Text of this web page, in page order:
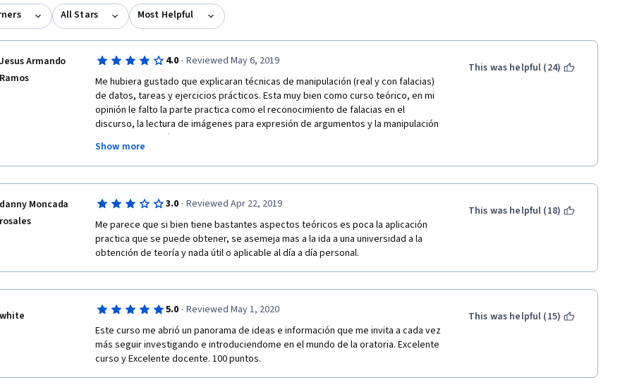
All Stars Most Helpful
Jesus Armando
Ramos
4.0 · Reviewed May 6, 2019
Me hubiera gustado que explicaran técnicas de manipulación (real y con falacias)
de datos, tareas y ejercicios prácticos. Esta muy bien como curso teórico, en mi
opinión le falto la parte practica como el reconocimiento de falacias en el
discurso, la lectura de imágenes para expresión de argumentos y la manipulación
e inferencia numérica tanto para descubrir falacias como para demostrar tesis. Sin
embargo agradezco su esfuerzo y la oportunidad de acceso al material. Saludos
desde Mexico.
Show more
This was helpful (24)
danny Moncada
rosales
3.0 · Reviewed Apr 22, 2019
Me parece que si bien tiene bastantes aspectos teóricos es poca la aplicación
practica que se puede obtener, se asemeja mas a la ida a una universidad a la
obtención de teoría y nada útil o aplicable al día a día personal.
This was helpful (18)
white 5.0 · Reviewed May 1, 2020
Este curso me abrió un panorama de ideas e información que me invita a cada vez
más seguir investigando e introduciendome en el mundo de la oratoria. Excelente
curso y Excelente docente. 100 puntos.
This was helpful (15)